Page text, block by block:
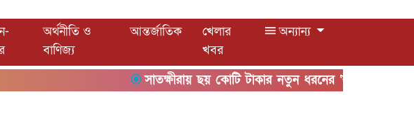
অর্থনীতি ও
বাণিজ্য
আন্তর্জাতিক
খেলার
খবর
অন্যান্য
সাতক্ষীরায় ছয় কোটি টাকার নতুন ধরনের ‘কুশ’ মাদকসহ